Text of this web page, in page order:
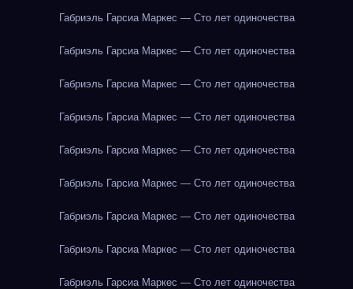
Габриэль Гарсиа Маркес — Сто лет одиночества
Габриэль Гарсиа Маркес — Сто лет одиночества
Габриэль Гарсиа Маркес — Сто лет одиночества
Габриэль Гарсиа Маркес — Сто лет одиночества
Габриэль Гарсиа Маркес — Сто лет одиночества
Габриэль Гарсиа Маркес — Сто лет одиночества
Габриэль Гарсиа Маркес — Сто лет одиночества
Габриэль Гарсиа Маркес — Сто лет одиночества
Габриэль Гарсиа Маркес — Сто лет одиночества